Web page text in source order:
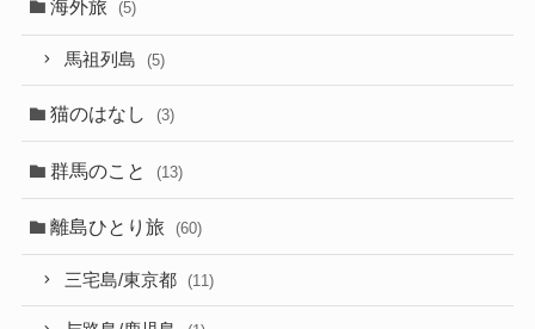
海外旅 (5)
馬祖列島 (5)
猫のはなし (3)
群馬のこと (13)
離島ひとり旅 (60)
三宅島/東京都 (11)